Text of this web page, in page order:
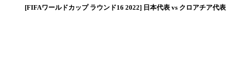
[FIFAワールドカップ ラウンド16 2022] 日本代表 vs クロアチア代表